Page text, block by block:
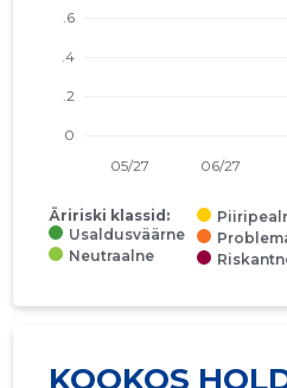
Äririski klassid:
Usaldusväärne
Neutraalne
KOOKOS